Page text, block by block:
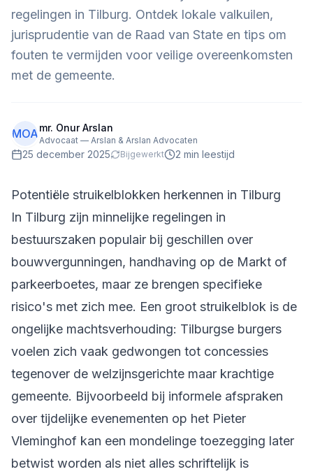
Gratis Advies
regelingen in Tilburg. Ontdek lokale valkuilen,
jurisprudentie van de Raad van State en tips om
fouten te vermijden voor veilige overeenkomsten
met de gemeente.
MOAmr. Onur Arslan
Advocaat — Arslan & Arslan Advocaten
25 december 2025 Bijgewerkt 2 min leestijd
Potentiële struikelblokken herkennen in Tilburg
In Tilburg zijn minnelijke regelingen in
bestuurszaken populair bij geschillen over
bouwvergunningen, handhaving op de Markt of
parkeerboetes, maar ze brengen specifieke
risico's met zich mee. Een groot struikelblok is de
ongelijke machtsverhouding: Tilburgse burgers
voelen zich vaak gedwongen tot concessies
tegenover de welzijnsgerichte maar krachtige
gemeente. Bijvoorbeeld bij informele afspraken
over tijdelijke evenementen op het Pieter
Vleminghof kan een mondelinge toezegging later
betwist worden als niet alles schriftelijk is